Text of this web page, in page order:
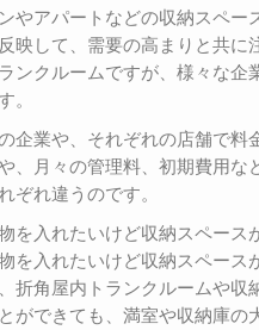
やアパートなどの収納スペー
映して、需要の高まりと共に
ンクルームですが、様々な企
。
企業や、それぞれの店舗で料
、月々の管理料、初期費用な
ぞれ違うのです。
を入れたいけど収納スペース
を入れたいけど収納スペース
折角屋内トランクルームや収
ができても、満室や収納庫の